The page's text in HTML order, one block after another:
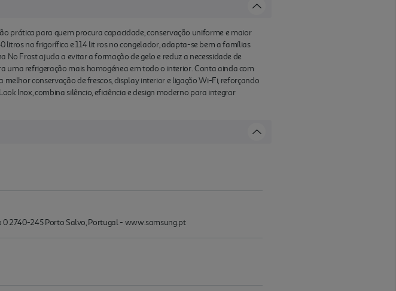
prática para quem procura capacidade, conservação uniforme e maior
no frigorífico e 114 lit ros no congelador, adapta-se bem a famílias
No Frost ajuda a evitar a formação de gelo e reduz a necessidade de
refrigeração mais homogénea em todo o interior. Conta ainda com
conservação de frescos, display interior e ligação Wi-Fi, reforçando
Inox, combina silêncio, eficiência e design moderno para integrar
0 2740-245 Porto Salvo, Portugal - www.samsung.pt